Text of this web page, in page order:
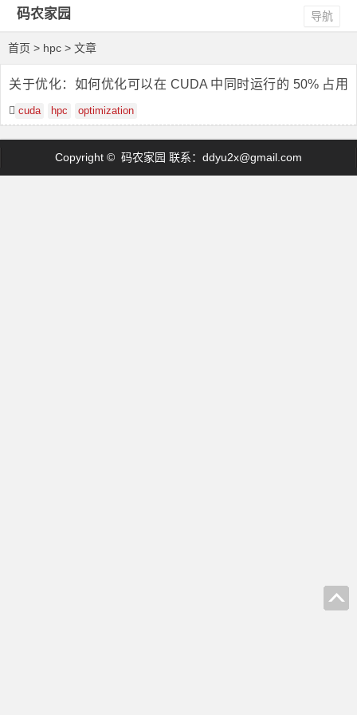
码农家园 导航
首页 > hpc > 文章
关于优化：如何优化可以在 CUDA 中同时运行的 50% 占用
率的 2 个相同内核？
cuda hpc optimization
Copyright © 码农家园 联系： ddyu2x@gmail.com